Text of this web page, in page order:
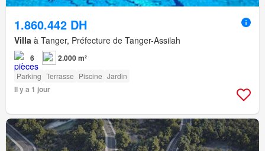
1.860.442 DH
Villa à Tanger, Préfecture de Tanger-Assilah
6 2.000 m²
Parking Terrasse Piscine Jardin
Il y a 1 jour